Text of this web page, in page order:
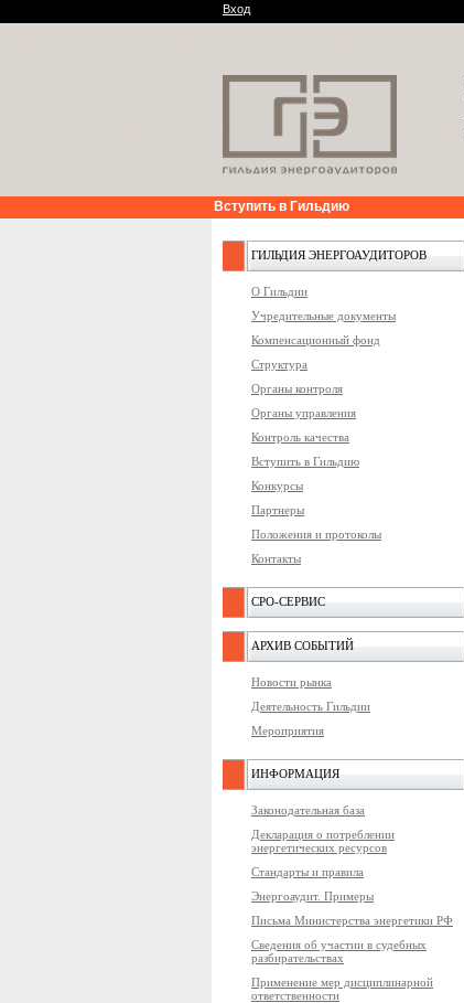
Вход
Вступить в Гильдию
ГИЛЬДИЯ ЭНЕРГОАУДИТОРОВ
О Гильдии
Учредительные документы
Компенсационный фонд
Структура
Органы контроля
Органы управления
Контроль качества
Вступить в Гильдию
Конкурсы
Партнеры
Положения и протоколы
Контакты
СРО-СЕРВИС
АРХИВ СОБЫТИЙ
Новости рынка
Деятельность Гильдии
Мероприятия
ИНФОРМАЦИЯ
Законодательная база
Декларация о потреблении
энергетических ресурсов
Стандарты и правила
Энергоаудит. Примеры
Письма Министерства энергетики РФ
Сведения об участии в судебных
разбирательствах
Применение мер дисциплинарной
ответственности